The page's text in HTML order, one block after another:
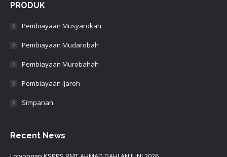
PRODUK
Pembiayaan Musyarokah
Pembiayaan Mudarobah
Pembiayaan Murobahah
Pembiayaan Ijaroh
Simpanan
Recent News